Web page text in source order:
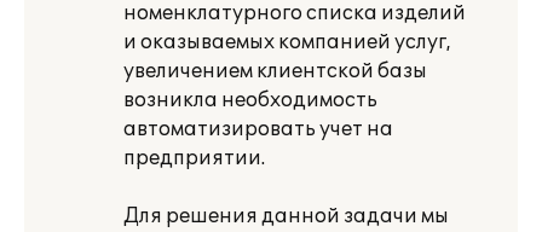
номенклатурного списка изделий
и оказываемых компанией услуг,
увеличением клиентской базы
возникла необходимость
автоматизировать учет на
предприятии.
Для решения данной задачи мы